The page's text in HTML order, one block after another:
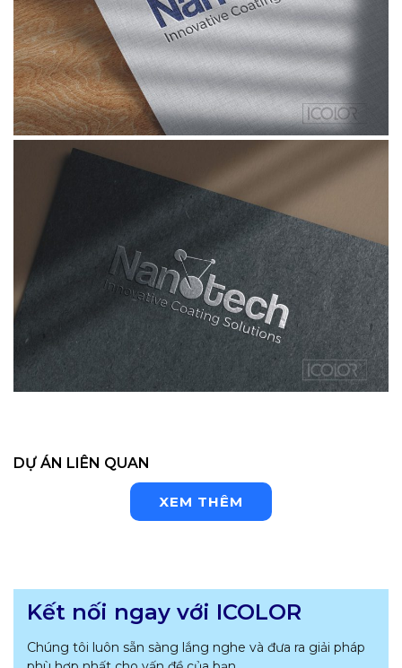
DỰ ÁN LIÊN QUAN
XEM THÊM
Kết nối ngay với ICOLOR
Chúng tôi luôn sẵn sàng lắng nghe và đưa ra giải pháp